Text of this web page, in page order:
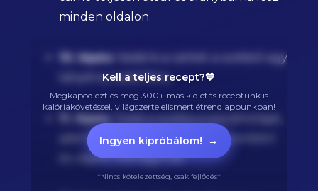
minden oldalon.
10. lépés:
Vedd ki a csirkét a wokból egy
tányérra, tedd félre.
11. lépés:Tedd a wokba a szezámolajat,
add hozzá a finomra reszelt gyömbért
és vágott fokhagymát.
Kell a teljes recept?💙
Megkapod ezt és még 300+ másik diétás receptünk is
kalóriakövetéssel, világszerte elismert étrend appunkban!
Ingyen kipróbálom! →
*Nincs kötelezettség, csak fejlődés*